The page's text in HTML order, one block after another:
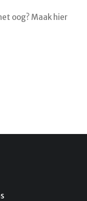
oog? Maak hier